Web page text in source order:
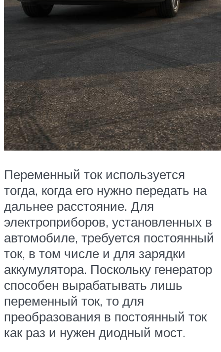
Переменный ток используется
тогда, когда его нужно передать на
дальнее расстояние. Для
электроприборов, установленных в
автомобиле, требуется постоянный
ток, в том числе и для зарядки
аккумулятора. Поскольку генератор
способен вырабатывать лишь
переменный ток, то для
преобразования в постоянный ток
как раз и нужен диодный мост.